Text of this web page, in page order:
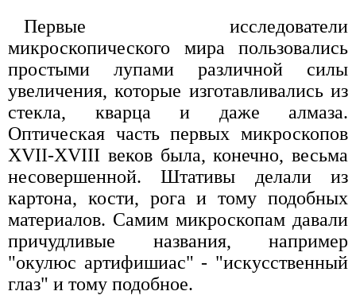
Первые исследователи
микроскопического мира пользовались
простыми лупами различной силы
увеличения, которые изготавливались из
стекла, кварца и даже алмаза.
Оптическая часть первых микроскопов
XVII-XVIII веков была, конечно, весьма
несовершенной. Штативы делали из
картона, кости, рога и тому подобных
материалов. Самим микроскопам давали
причудливые названия, например
"окулюс артифишиас" - "искусственный
глаз" и тому подобное.